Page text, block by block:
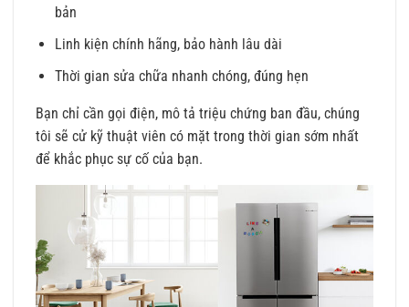
bản
Linh kiện chính hãng, bảo hành lâu dài
Thời gian sửa chữa nhanh chóng, đúng hẹn
Bạn chỉ cần gọi điện, mô tả triệu chứng ban đầu, chúng
tôi sẽ cử kỹ thuật viên có mặt trong thời gian sớm nhất
để khắc phục sự cố của bạn.